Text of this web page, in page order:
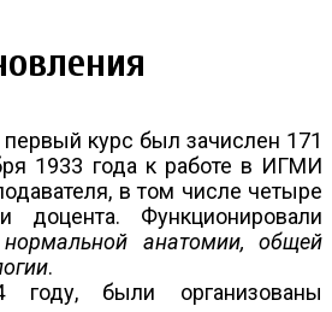
первый курс был зачислен 171
1933 года к работе в ИГМИ
в том числе четыре
доцента. Функционировали
нормальной анатомии, общей
.
были организованы